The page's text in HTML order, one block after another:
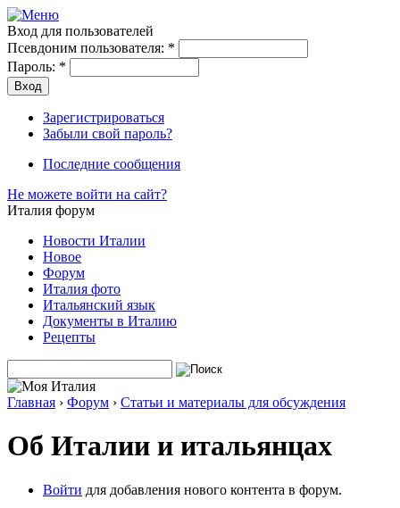
Вход для пользователей
Псевдоним пользователя: *
Пароль: *
Зарегистрироваться
Забыли свой пароль?
Последние сообщения
Не можете войти на сайт?
Италия форум
Новости Италии
Новое
Форум
Италия фото
Итальянский язык
Документы в Италию
Рецепты
Главная › Форум › Статьи и материалы для обсуждения
Об Италии и итальянцах
Войти для добавления нового контента в форум.